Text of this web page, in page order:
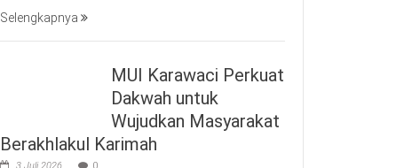
Selengkapnya
MUI Karawaci Perkuat
Dakwah untuk
Wujudkan Masyarakat
Berakhlakul Karimah
3 Juli 2026 0